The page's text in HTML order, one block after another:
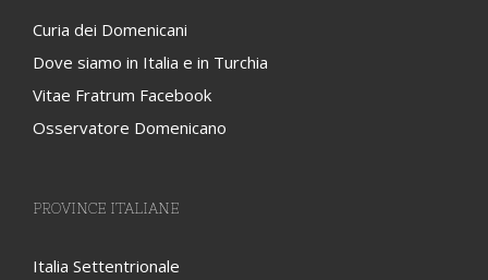
Curia dei Domenicani
Dove siamo in Italia e in Turchia
Vitae Fratrum Facebook
Osservatore Domenicano
PROVINCE ITALIANE
Italia Settentrionale